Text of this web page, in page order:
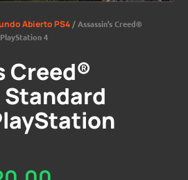
Abierto PS4 / Assassin’s Creed®
4
Creed®
Standard